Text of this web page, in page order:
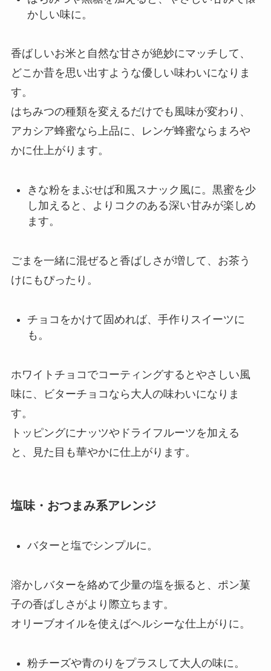
かしい味に。
香ばしいお米と自然な甘さが絶妙にマッチして、
どこか昔を思い出すような優しい味わいになりま
す。
はちみつの種類を変えるだけでも風味が変わり、
アカシア蜂蜜なら上品に、レンゲ蜂蜜ならまろや
かに仕上がります。
きな粉をまぶせば和風スナック風に。黒蜜を少
し加えると、よりコクのある深い甘みが楽しめ
ます。
ごまを一緒に混ぜると香ばしさが増して、お茶う
けにもぴったり。
チョコをかけて固めれば、手作りスイーツに
も。
ホワイトチョコでコーティングするとやさしい風
味に、ビターチョコなら大人の味わいになりま
す。
トッピングにナッツやドライフルーツを加える
と、見た目も華やかに仕上がります。
塩味・おつまみ系アレンジ
バターと塩でシンプルに。
溶かしバターを絡めて少量の塩を振ると、ポン菓
子の香ばしさがより際立ちます。
オリーブオイルを使えばヘルシーな仕上がりに。
粉チーズや青のりをプラスして大人の味に。